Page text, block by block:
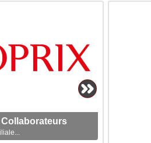
Collaborateurs